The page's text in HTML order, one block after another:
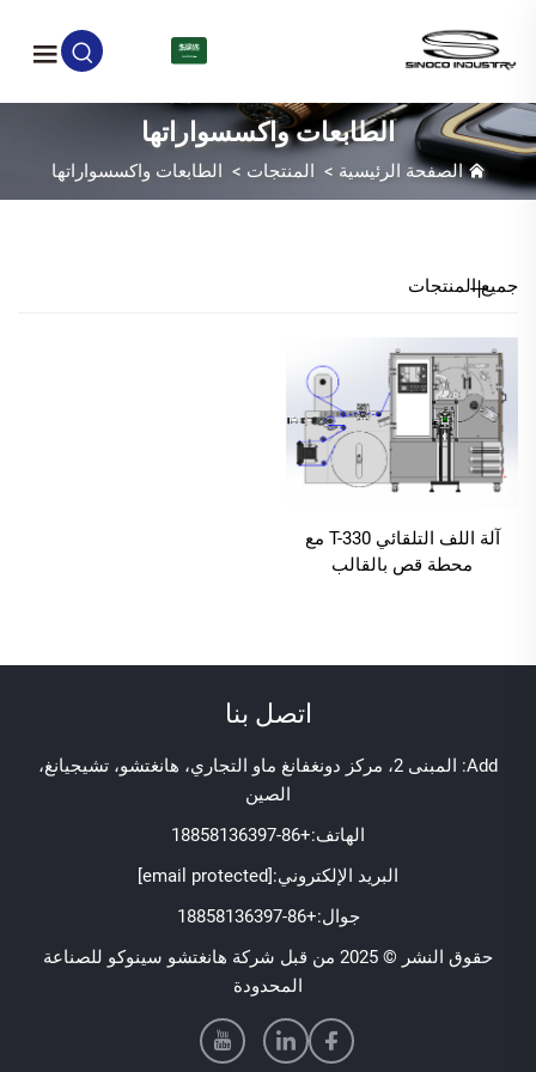
الطابعات واكسسواراتها
الصفحة الرئيسية > المنتجات > الطابعات واكسسواراتها
جميع المنتجات
آلة اللف التلقائي T-330 مع
محطة قص بالقالب
اتصل بنا
Add: المبنى 2، مركز دونغفانغ ماو التجاري، هانغتشو، تشيجيانغ،
الصين
الهاتف:+86-18858136397
البريد الإلكتروني:[email protected]
جوال:+86-18858136397
حقوق النشر © 2025 من قبل شركة هانغتشو سينوكو للصناعة
المحدودة